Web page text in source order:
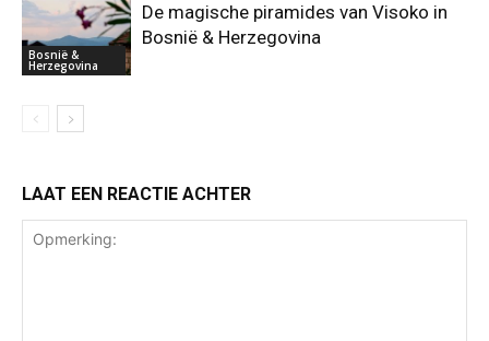
Bosnië &
Herzegovina
De magische piramides van Visoko in
Bosnië & Herzegovina
LAAT EEN REACTIE ACHTER